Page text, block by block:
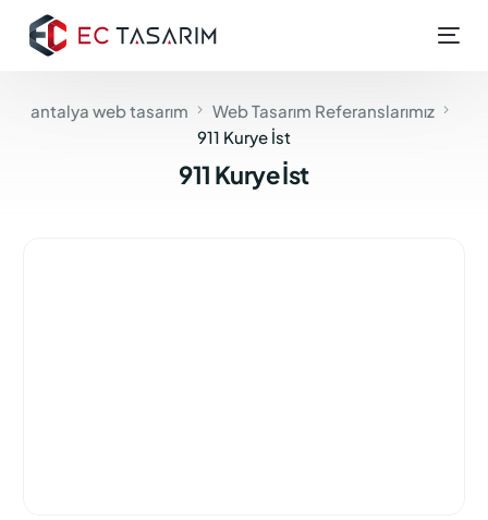
antalya web tasarım
Web Tasarım Referanslarımız
911 Kurye İst
911 Kurye İst